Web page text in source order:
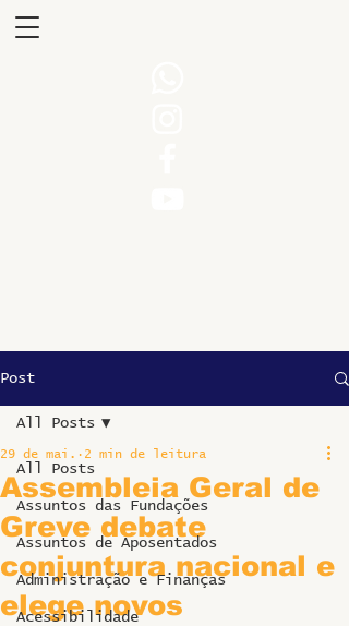
Post
All Posts
Assuntos das Fundações
Assuntos de Aposentados
Administração e Finanças
Acessibilidade
All Posts
Assembleia Geral de
Greve debate
conjuntura nacional e
elege novos
29 de mai. 2 min de leitura